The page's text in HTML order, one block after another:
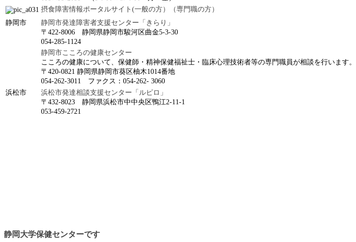
摂食障害情報ポータルサイト(一般の方）
（専門職の方）
静岡市
静岡市発達障害者支援センター「きらり」
〒422-8006 静岡県静岡市駿河区曲金5-3-30
054-285-1124
静岡市こころの健康センター
こころの健康について、保健師・精神保健福祉士・臨床心理技術者等の専門職員が相談を行います。
〒420-0821 静岡県静岡市葵区柚木1014番地
054-262-3011 ファクス：054-262- 3060
浜松市
浜松市発達相談支援センター「ルピロ」
〒432-8023 静岡県浜松市中中央区鴨江2-11-1
053-459-2721
静岡大学保健センターです